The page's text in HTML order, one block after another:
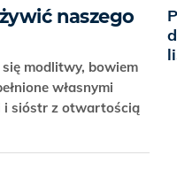
naszego
modlitwy, bowiem
własnymi
i sióstr z otwartością